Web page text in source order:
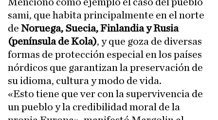
sami, que habita principalmente en el norte
de Noruega, Suecia, Finlandia y Rusia
(península de Kola), y que goza de diversas
formas de protección especial en los países
nórdicos que garantizan la preservación de
su idioma, cultura y modo de vida.
«Esto tiene que ver con la supervivencia de
un pueblo y la credibilidad moral de la